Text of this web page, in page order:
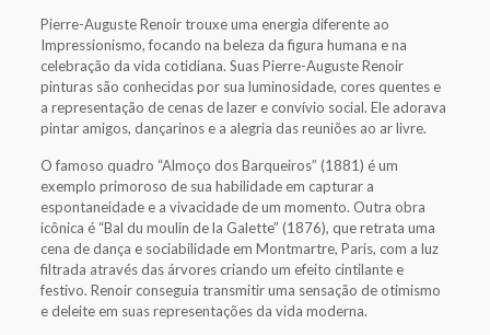
Pierre-Auguste Renoir trouxe uma energia diferente ao
Impressionismo, focando na beleza da figura humana e na
celebração da vida cotidiana. Suas Pierre-Auguste Renoir
pinturas são conhecidas por sua luminosidade, cores quentes e
a representação de cenas de lazer e convívio social. Ele adorava
pintar amigos, dançarinos e a alegria das reuniões ao ar livre.
O famoso quadro “Almoço dos Barqueiros” (1881) é um
exemplo primoroso de sua habilidade em capturar a
espontaneidade e a vivacidade de um momento. Outra obra
icônica é “Bal du moulin de la Galette” (1876), que retrata uma
cena de dança e sociabilidade em Montmartre, Paris, com a luz
filtrada através das árvores criando um efeito cintilante e
festivo. Renoir conseguia transmitir uma sensação de otimismo
e deleite em suas representações da vida moderna.